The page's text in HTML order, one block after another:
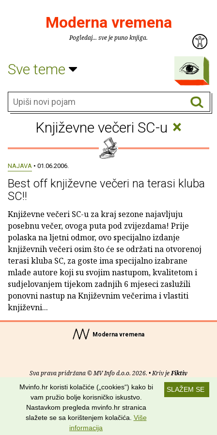
Moderna vremena
Pogledaj... sve je puno knjiga.
Sve teme
Književne večeri SC-u ×
NAJAVA • 01.06.2006.
Best off književne večeri na terasi kluba
SC!!
Književne večeri SC-u za kraj sezone najavljuju
posebnu večer, ovoga puta pod zvijezdama! Prije
polaska na ljetni odmor, ovo specijalno izdanje
književnih večeri osim što će se održati na otvorenoj
terasi kluba SC, za goste ima specijalno izabrane
mlade autore koji su svojim nastupom, kvalitetom i
sudjelovanjem tijekom zadnjih 6 mjeseci zaslužili
ponovni nastup na Književnim večerima i vlastiti
književni...
Moderna vremena
Sva prava pridržana © MV Info d.o.o. 2026. • Kriv jeFiktiv
Uvjeti korištenja RSS kanali
Potraži nas na:
SLAŽEM SE
Mvinfo.hr koristi kolačiće („cookies“) kako bi
vam pružio bolje korisničko iskustvo.
Nastavkom pregleda mvinfo.hr stranica
slažete se sa korištenjem kolačića. Više
informacija